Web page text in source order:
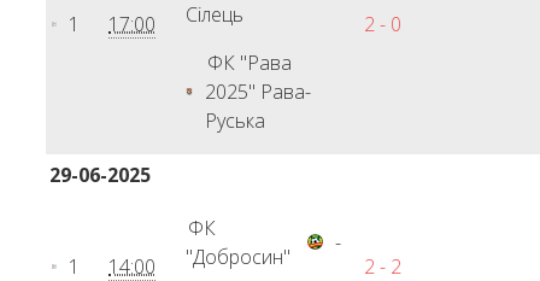
1 17:00
Сілець
ФК "Рава
2025" Рава-
Руська
2 - 0
29-06-2025
1 14:00
ФК
"Добросин"
-
2 - 2